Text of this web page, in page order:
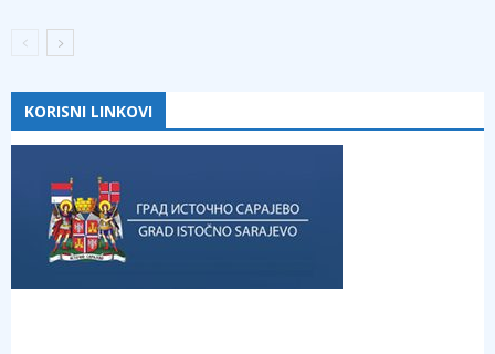
KORISNI LINKOVI